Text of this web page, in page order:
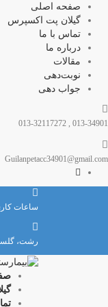
صفحه اصلی
گیلان پت اکسپرس
تماس با ما
درباره ما
مقالات
نوبت‌دهی
جواب دهی
013-34901 , 013-32117272
Guilanpetacc34901@gmail.com
ساعات
رشت،